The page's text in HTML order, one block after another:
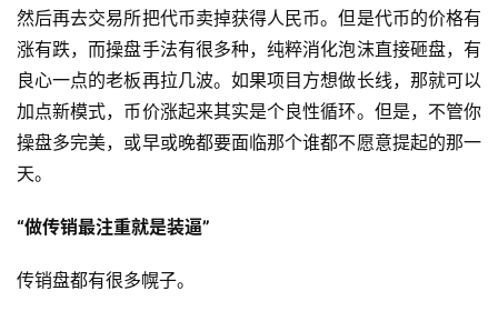
然后再去交易所把代币卖掉获得人民币。但是代币的价格有
涨有跌，而操盘手法有很多种，纯粹消化泡沫直接砸盘，有
良心一点的老板再拉几波。如果项目方想做长线，那就可以
加点新模式，币价涨起来其实是个良性循环。但是，不管你
操盘多完美，或早或晚都要面临那个谁都不愿意提起的那一
天。
“做传销最注重就是装逼”
传销盘都有很多幌子。